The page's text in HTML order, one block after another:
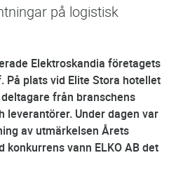
på logistisk
Elektroskandia företagets
plats vid Elite Stora hotellet
från branschens
leverantörer. Under dagen var
av utmärkelsen Årets
konkurrens vann ELKO AB det